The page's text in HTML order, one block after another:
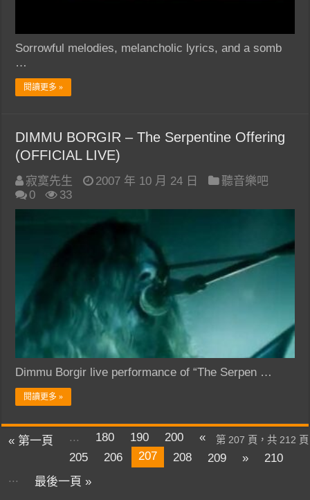
Sorrowful melodies, melancholic lyrics, and a somb
…
閱讀更多 »
DIMMU BORGIR – The Serpentine Offering
(OFFICIAL LIVE)
寂寞先生 2007 年 10 月 24 日
聽音樂吧
0
33
Dimmu Borgir live performance of “The Serpen …
閱讀更多 »
第 207 頁，共 212 頁
« 第一頁 ... 180 190 200
«
205
206 207 208 209 »
210
...
最後一頁 »